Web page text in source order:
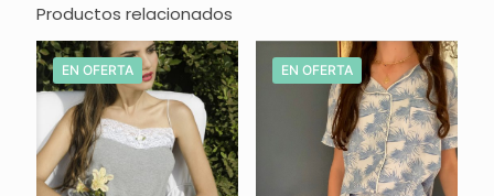
Productos relacionados
EN OFERTA EN OFERTA